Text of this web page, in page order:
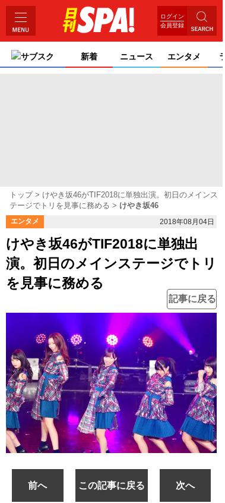
ログイン
会員登録
サブスク 新着 ニュース エンタメ
トップ
けやき坂46がTIF2018に単独出演。初日のメインス
テージでトリを見事に務める
けやき坂46
エンタメ 2018年08月04日
けやき坂46がTIF2018に単独出
演。初日のメインステージでトリ
を見事に務める
記事に戻る
前へ この記事に戻る 次へ